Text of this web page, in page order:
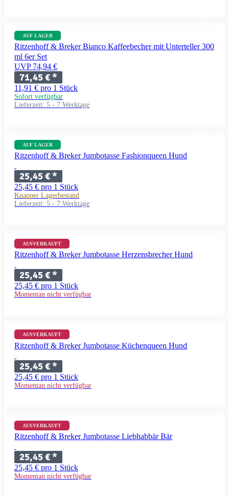
AUF LAGER
Ritzenhoff & Breker Bianco Kaffeebecher mit Unterteller 300
ml 6er Set
UVP 74,94 €
71,45 €*
11,91 € pro 1 Stück
Sofort verfügbar
Lieferzeit: 5 - 7 Werktage
AUF LAGER
Ritzenhoff & Breker Jumbotasse Fashionqueen Hund
25,45 €*
25,45 € pro 1 Stück
Knapper Lagerbestand
Lieferzeit: 5 - 7 Werktage
AUSVERKAUFT
Ritzenhoff & Breker Jumbotasse Herzensbrecher Hund
25,45 €*
25,45 € pro 1 Stück
Momentan nicht verfügbar
AUSVERKAUFT
Ritzenhoff & Breker Jumbotasse Küchenqueen Hund
25,45 €*
25,45 € pro 1 Stück
Momentan nicht verfügbar
AUSVERKAUFT
Ritzenhoff & Breker Jumbotasse Liebhabbär Bär
25,45 €*
25,45 € pro 1 Stück
Momentan nicht verfügbar